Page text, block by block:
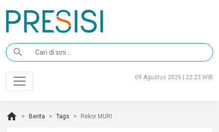
search
09 Agustus 2026 | 22:23 WIB
home Berita Tags Rekor MURI